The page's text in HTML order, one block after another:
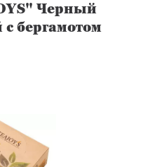
Черный
бергамотом